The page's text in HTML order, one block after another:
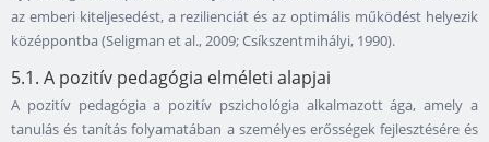
az emberi kiteljesedést, a rezilienciát és az optimális működést helyezik
középpontba (Seligman et al., 2009; Csíkszentmihályi, 1990).
5.1. A pozitív pedagógia elméleti alapjai
A pozitív pedagógia a pozitív pszichológia alkalmazott ága, amely a
tanulás és tanítás folyamatában a személyes erősségek fejlesztésére és